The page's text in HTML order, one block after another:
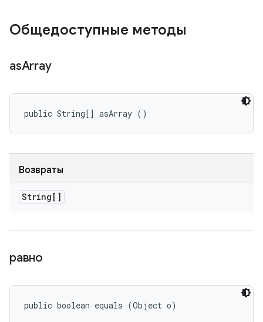
Общедоступные методы
asArray
public String[] asArray ()
Возвраты
String[]
равно
public boolean equals (Object o)